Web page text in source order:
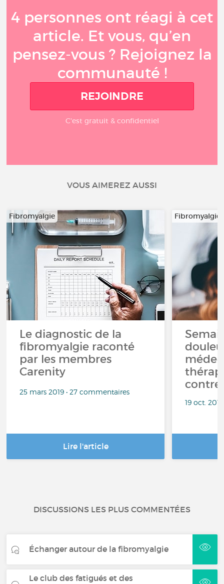
4 personnes ont réagi à cet
article. Et vous, qu’en
pensez-vous ? Rejoignez la
communauté !
REJOINDRE
C'est gratuit & confidentiel
VOUS AIMEREZ AUSSI
Fibromyalgie
Le diagnostic de la
fibromyalgie raconté
par les membres
Carenity
25 mars 2019 • 27 commentaires
Lire l'article
Fibromyalgie
contre
19 oct.
DISCUSSIONS LES PLUS COMMENTÉES
Échanger autour de la fibromyalgie
Le club des fatigués et des